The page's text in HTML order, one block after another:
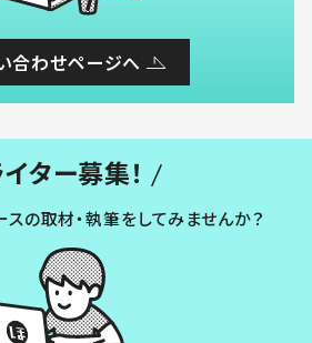
合わせページへ
ター募集！
スの取材・執筆をしてみませんか？